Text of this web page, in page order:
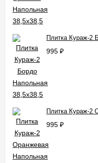
Плитка Кураж-2
995 ₽
Плитка Кураж-2
995 ₽